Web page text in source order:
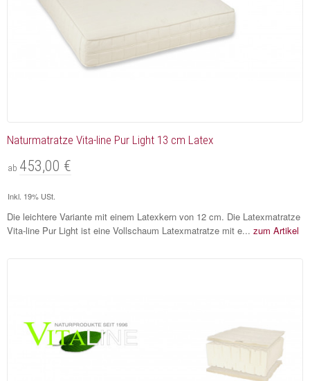
Naturmatratze Vita-line Pur Light 13 cm Latex
ab 453,00 €
Inkl. 19% USt.
Die leichtere Variante mit einem Latexkern von 12 cm. Die Latexmatratze
Vita-line Pur Light ist eine Vollschaum Latexmatratze mit e... zum Artikel